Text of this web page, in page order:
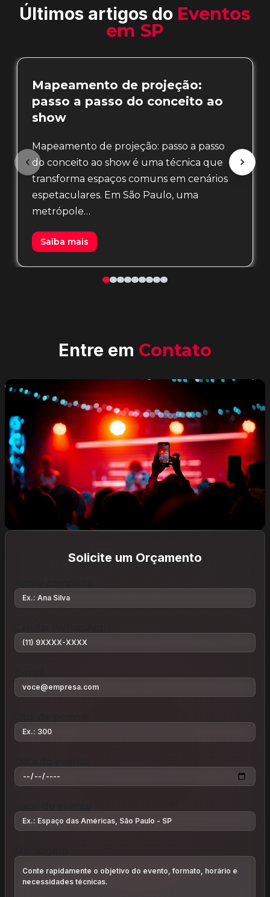
Últimos artigos do Eventos
em SP
Mapeamento de projeção:
passo a passo do conceito ao
show
Mapeamento de projeção: passo a passo
do conceito ao show é uma técnica que
transforma espaços comuns em cenários
espetaculares. Em São Paulo, uma
metrópole…
Saiba mais
Entre em Contato
Solicite um Orçamento